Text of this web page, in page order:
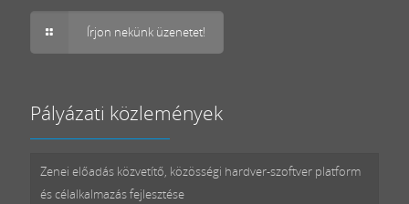
Írjon nekünk üzenetet!
Pályázati közlemények
Zenei előadás közvetítő, közösségi hardver-szoftver platform
és célalkalmazás fejlesztése